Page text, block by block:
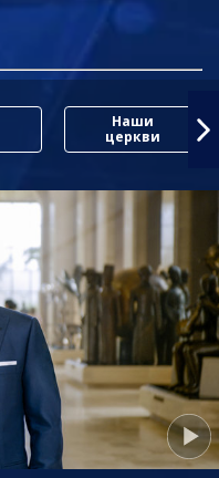
Наши
церкви